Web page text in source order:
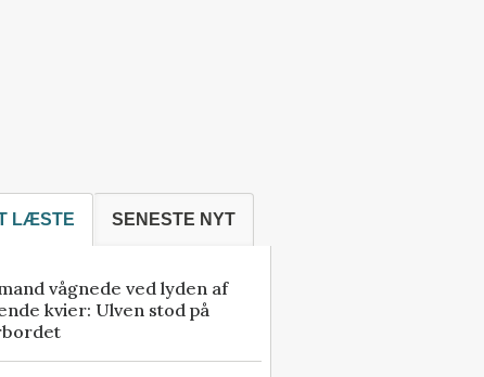
LÆSTE SENESTE NYT
vågnede ved lyden af
kvier: Ulven stod på